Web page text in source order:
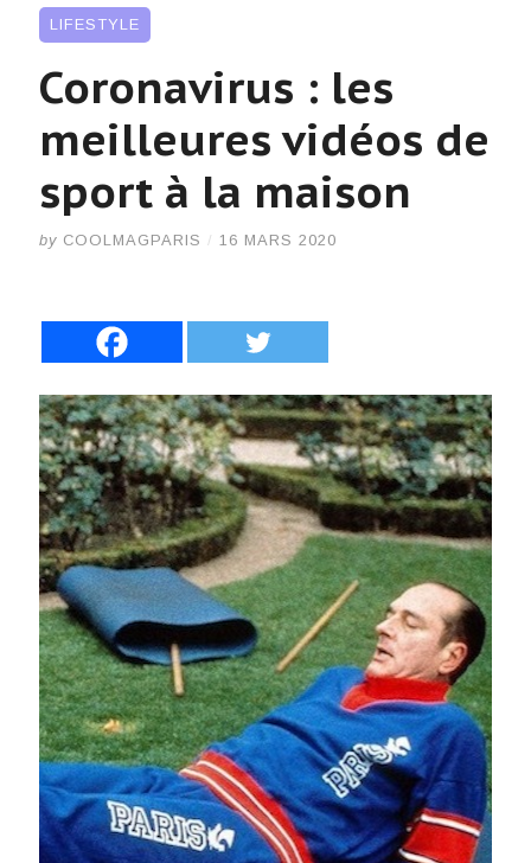
LIFESTYLE
Coronavirus : les
meilleures vidéos de
sport à la maison
by COOLMAGPARIS / 16 MARS 2020